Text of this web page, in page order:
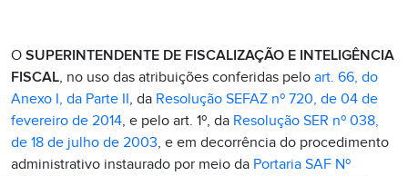
O SUPERINTENDENTE DE FISCALIZAÇÃO E INTELIGÊNCIA
FISCAL, no uso das atribuições conferidas pelo art. 66, do
Anexo I, da Parte II, da Resolução SEFAZ nº 720, de 04 de
fevereiro de 2014, e pelo art. 1º, da Resolução SER nº 038,
de 18 de julho de 2003, e em decorrência do procedimento
administrativo instaurado por meio da Portaria SAF Nº